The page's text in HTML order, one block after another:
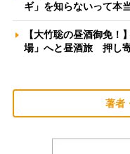
ギ」を知らないって
【大竹聡の昼酒御免！
場」へと昼酒旅 押し
著者